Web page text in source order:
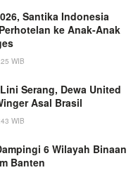
Santika Indonesia
ke Anak-Anak
WIB
Serang, Dewa United
Asal Brasil
WIB
6 Wilayah Binaan
Banten